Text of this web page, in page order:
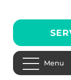
Menu